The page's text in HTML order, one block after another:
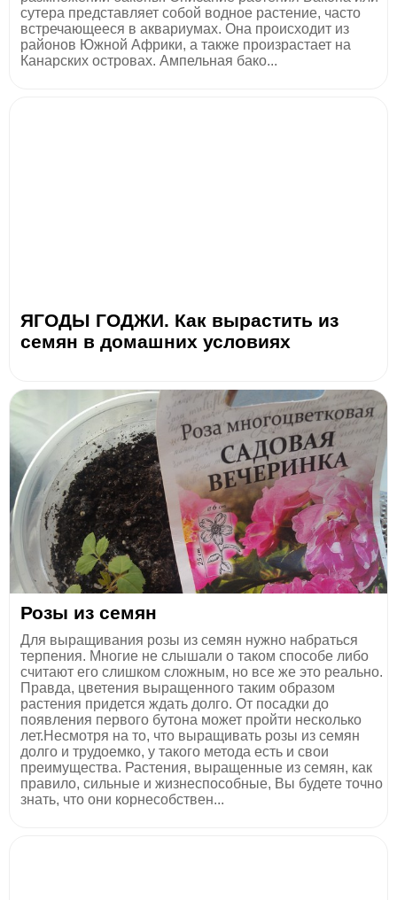
сутера представляет собой водное растение, часто
встречающееся в аквариумах. Она происходит из
районов Южной Африки, а также произрастает на
Канарских островах. Ампельная бако...
ЯГОДЫ ГОДЖИ. Как вырастить из
семян в домашних условиях
Розы из семян
Для выращивания розы из семян нужно набраться
терпения. Многие не слышали о таком способе либо
считают его слишком сложным, но все же это реально.
Правда, цветения выращенного таким образом
растения придется ждать долго. От посадки до
появления первого бутона может пройти несколько
лет.Несмотря на то, что выращивать розы из семян
долго и трудоемко, у такого метода есть и свои
преимущества. Растения, выращенные из семян, как
правило, сильные и жизнеспособные, Вы будете точно
знать, что они корнесобствен...